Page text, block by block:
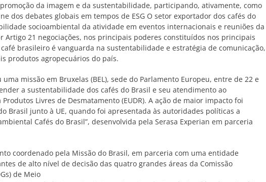
da imagem e da sustentabilidade, participando, ativamente, como
dos debates globais em tempos de ESG O setor exportador dos cafés do
socioambiental da atividade em eventos internacionais e reuniões da
Artigo 21 negociações, nos principais poderes constituídos nos principais
brasileiro é vanguarda na sustentabilidade e estratégia de comunicação,
produtos agropecuários do país.
missão em Bruxelas (BEL), sede do Parlamento Europeu, entre de 22 e
a sustentabilidade dos cafés do Brasil e seu atendimento ao
Livres de Desmatamento (EUDR). A ação de maior impacto foi
Brasil junto à UE, quando foi apresentada às autoridades políticas a
Cafés do Brasil”, desenvolvida pela Serasa Experian em parceria
coordenado pela Missão do Brasil, em parceria com uma entidade
de alto nível de decisão das quatro grandes áreas da Comissão
de Meio